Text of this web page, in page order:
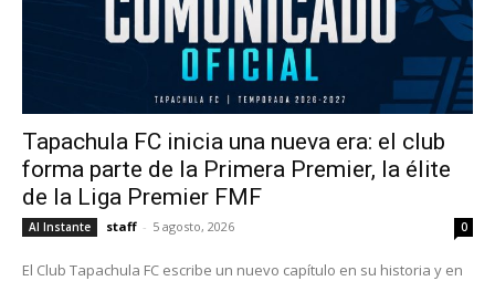
Tapachula FC inicia una nueva era: el club
forma parte de la Primera Premier, la élite
de la Liga Premier FMF
Al Instante staff - 5 agosto, 2026 0
El Club Tapachula FC escribe un nuevo capítulo en su historia y en